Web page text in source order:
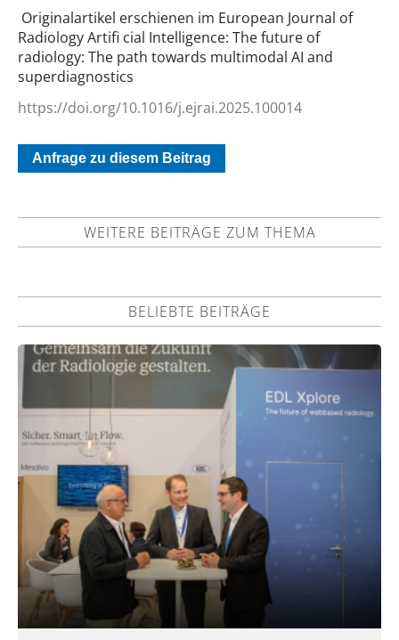
Originalartikel erschienen im European Journal of
Radiology Artifi cial Intelligence: The future of
radiology: The path towards multimodal AI and
superdiagnostics
https://doi.org/10.1016/j.ejrai.2025.100014
Anfrage zu diesem Beitrag
WEITERE BEITRÄGE ZUM THEMA
BELIEBTE BEITRÄGE